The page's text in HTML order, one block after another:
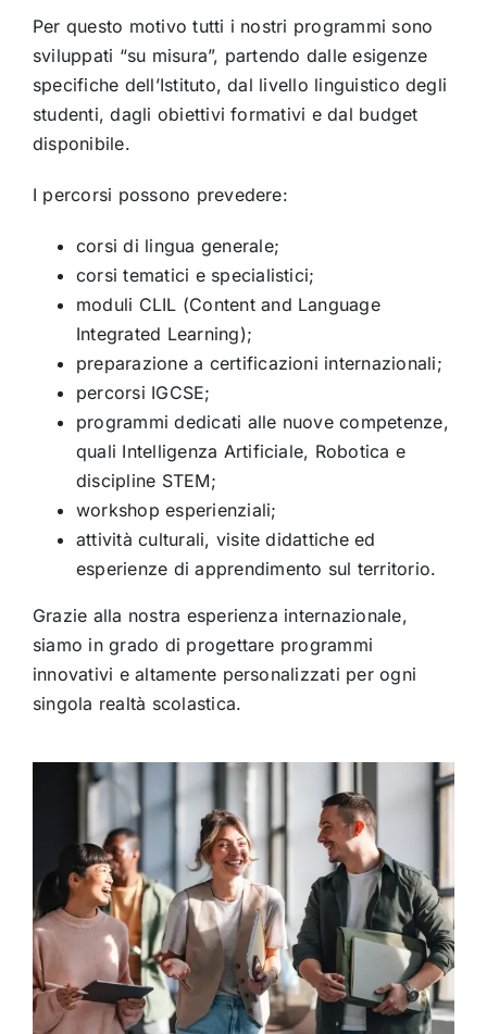
Per questo motivo tutti i nostri programmi sono
sviluppati “su misura”, partendo dalle esigenze
specifiche dell’Istituto, dal livello linguistico degli
studenti, dagli obiettivi formativi e dal budget
disponibile.
I percorsi possono prevedere:
corsi di lingua generale;
corsi tematici e specialistici;
moduli CLIL (Content and Language
Integrated Learning);
preparazione a certificazioni internazionali;
percorsi IGCSE;
programmi dedicati alle nuove competenze,
quali Intelligenza Artificiale, Robotica e
discipline STEM;
workshop esperienziali;
attività culturali, visite didattiche ed
esperienze di apprendimento sul territorio.
Grazie alla nostra esperienza internazionale,
siamo in grado di progettare programmi
innovativi e altamente personalizzati per ogni
singola realtà scolastica.